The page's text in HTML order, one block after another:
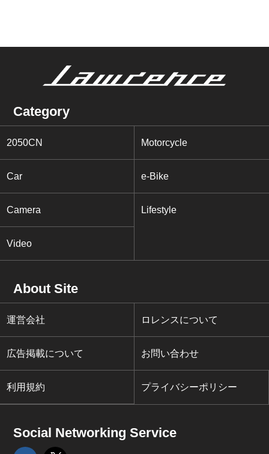
Category
2050CN Motorcycle
Car e-Bike
Camera Lifestyle
Video
About Site
運営会社 ロレンスについて
広告掲載について お問い合わせ
利用規約 プライバシーポリシー
Social Networking Service